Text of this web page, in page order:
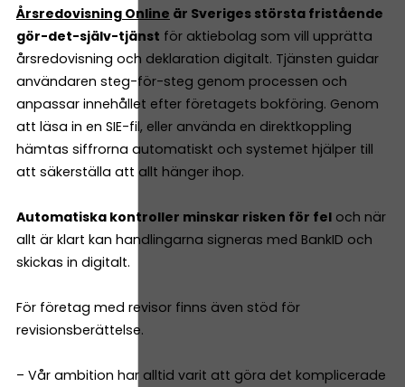
Årsredovisning Online är Sveriges största fristående
gör-det-själv-tjänst för aktiebolag som vill upprätta
årsredovisning och deklaration digitalt. Tjänsten guidar
användaren steg-för-steg genom processen och
anpassar innehållet efter företagets bokföring. Genom
att läsa in en SIE-fil, eller använda en direktkoppling
hämtas siffrorna automatiskt och systemet hjälper till
att säkerställa att allt hänger ihop.
Automatiska kontroller minskar risken för fel och när
allt är klart kan handlingarna signeras med BankID och
skickas in digitalt.
För företag med revisor finns även stöd för
revisionsberättelse.
– Vår ambition har alltid varit att göra det komplicerade